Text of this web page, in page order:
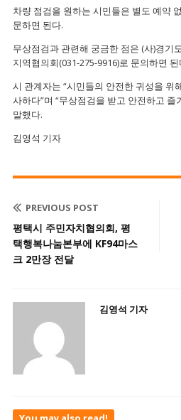
차량 점검을 원하는 시민들은 별도 예약
문하면 된다.
무상점검과 관련해 궁금한 점은 (사)경기
지역협의회(031-275-9916)로 문의하면 된
시 관계자는 “시민들의 안전한 귀성을 위
사하다”며 “무상점검을 받고 안전하고 즐
말했다.
김영석 기자
PREVIOUS POST
평택시 주민자치협의회, 평
택행복나눔본부에 KF94마스
크 2만장 전달
김영석 기자